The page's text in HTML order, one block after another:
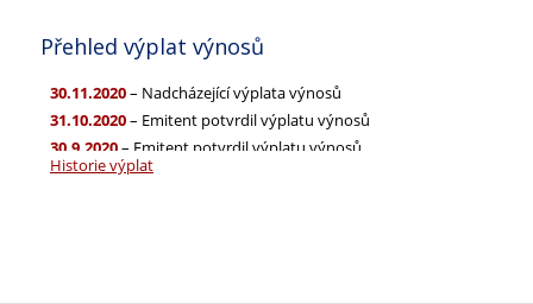
Přehled výplat výnosů